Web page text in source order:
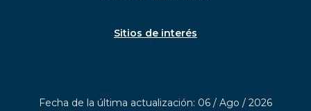
Sitios de interés
Fecha de la última actualización: 06 / Ago / 2026